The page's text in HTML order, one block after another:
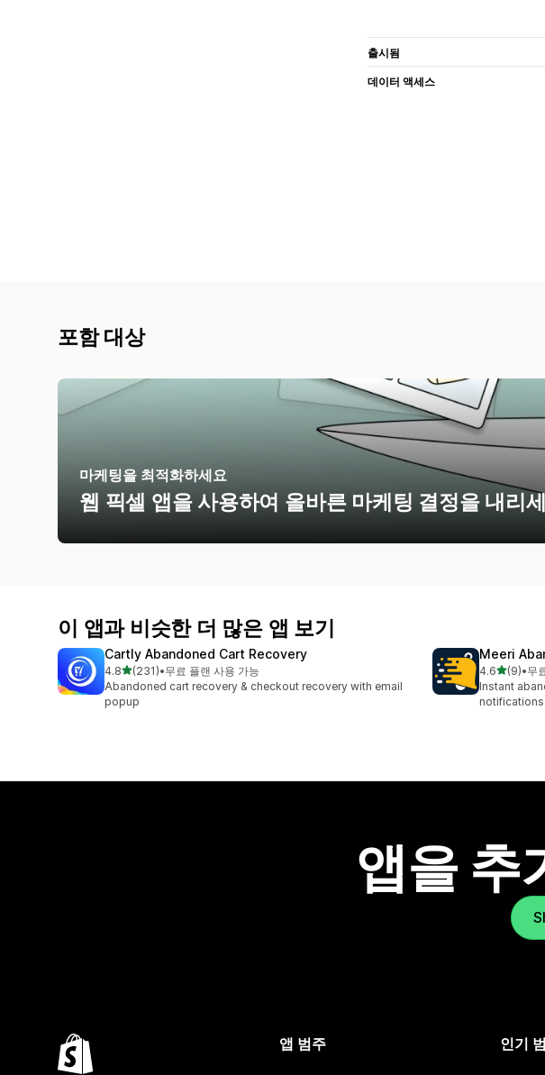
출시됨
데이터 액세스
포함 대상
마케팅을 최적화하세요
웹 픽셀 앱을 사용하여 올바른 마케팅 결정을 내리
이 앱과 비슷한 더 많은 앱 보기
Cartly Abandoned Cart Recovery
4.8별 5개 중
(231)
총 리뷰 231개
•무료 플랜 사용 가능
Abandoned cart recovery & checkout recovery with email
popup
Meeri
4.6별 5개 중
(9)
총 리뷰 9개
•무
Instant
notifications
앱을 추
앱 범주 인기